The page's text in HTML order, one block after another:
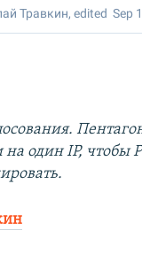
на один IP, чтобы